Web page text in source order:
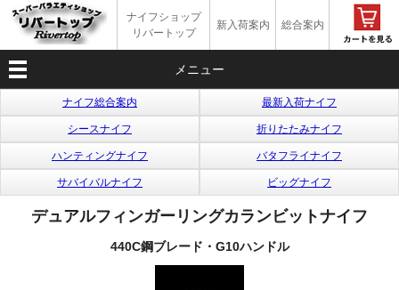
ナイフショップ
リバートップ
新入荷案内 総合案内
メニュー
ナイフ総合案内 最新入荷ナイフ
シースナイフ 折りたたみナイフ
ハンティングナイフ バタフライナイフ
サバイバルナイフ ビッグナイフ
デュアルフィンガーリングカランビットナイフ
440C鋼ブレード・G10ハンドル